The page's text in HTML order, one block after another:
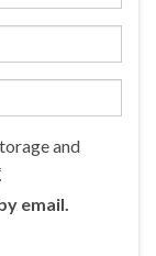
and
email.